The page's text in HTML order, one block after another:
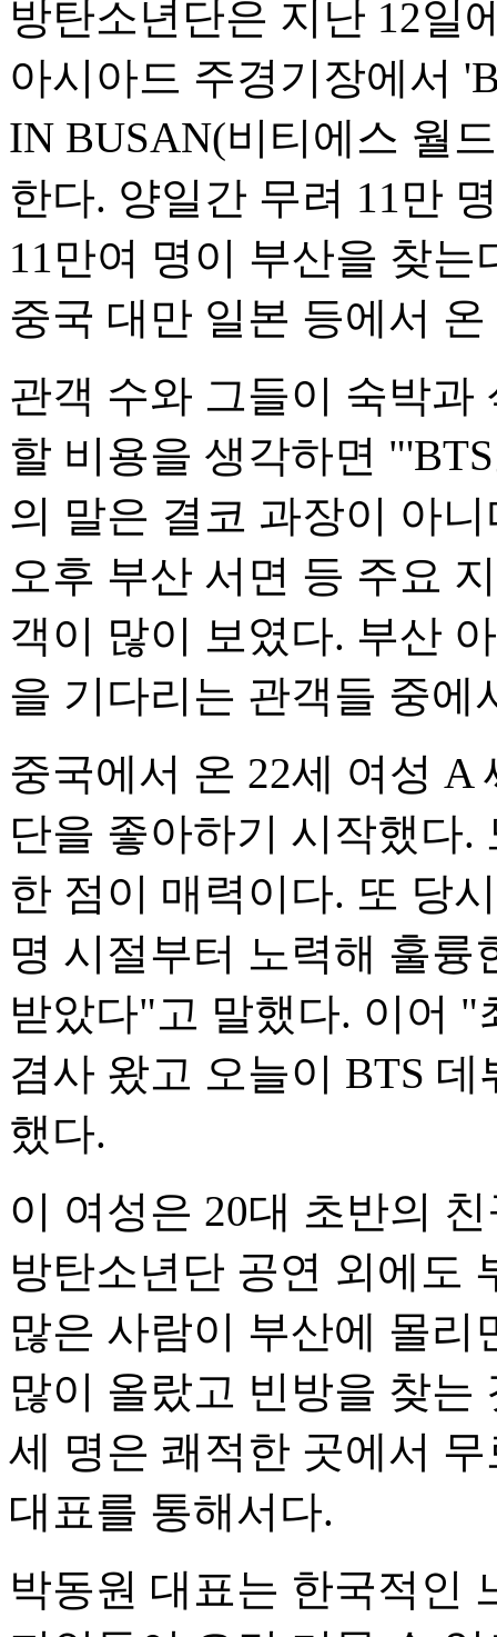
방탄소년단은 지난 12일
아시아드 주경기장에서
IN BUSAN(비티에스 월
한다. 양일간 무려 11만
11만여 명이 부산을 찾
중국 대만 일본 등에서
관객 수와 그들이 숙박과
할 비용을 생각하면
의 말은 결코 과장이 아
오후 부산 서면 등 주요
객이 많이 보였다. 부산
을 기다리는 관객들 중에
중국에서 온 22세 여성 A
단을 좋아하기 시작했다
한 점이 매력이다. 또 당
명 시절부터 노력해 훌륭
받았다"고 말했다. 이어
겸사 왔고 오늘이 BTS
했다.
이 여성은 20대 초반의
방탄소년단 공연 외에도
많은 사람이 부산에 몰
많이 올랐고 빈방을 찾는
세 명은 쾌적한 곳에서
대표를 통해서다.
박동원 대표는 한국적인